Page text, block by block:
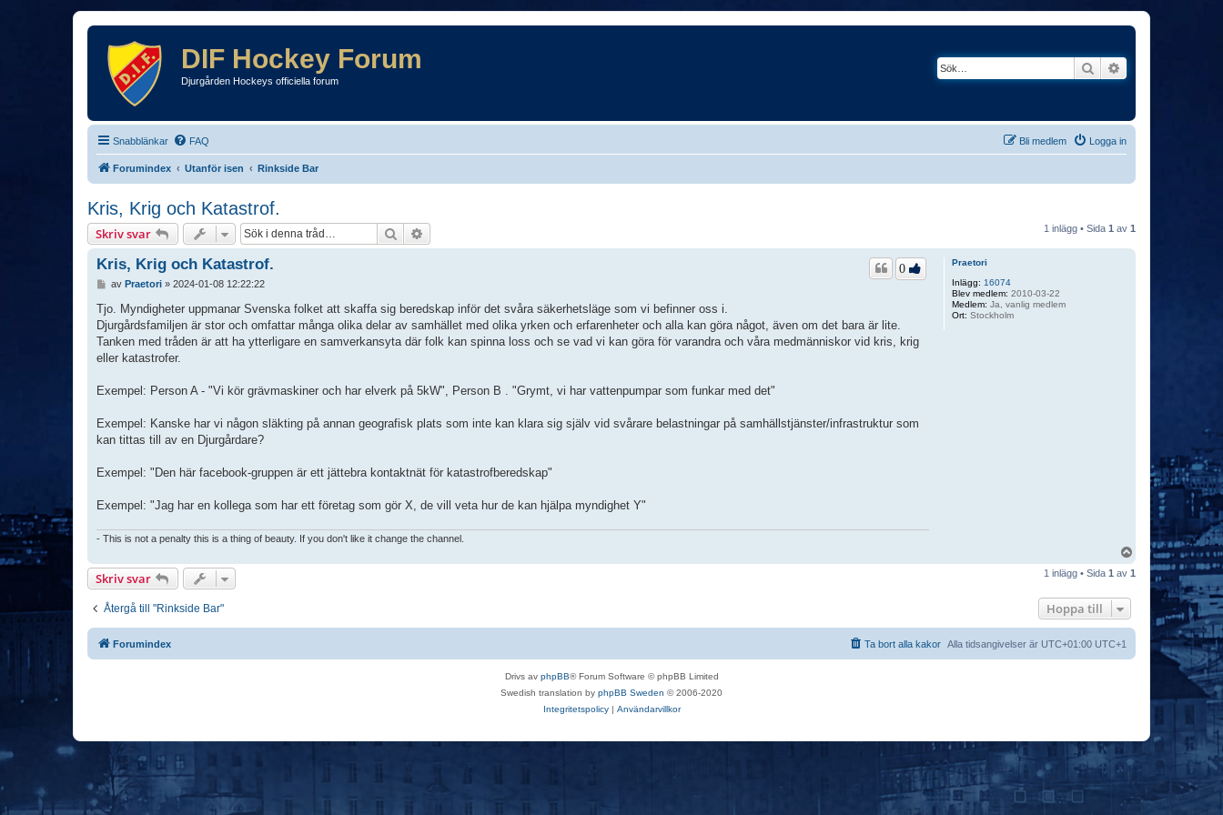
DIF Hockey Forum
Djurgården Hockeys officiella forum
Sök
Snabblänkar FAQ Logga in
Bli medlem
Forumindex Utanför isen Rinkside Bar
Kris, Krig och Katastrof.
Skriv svar Sök 1 inlägg • Sida 1 av 1
Praetori
Inlägg: 16074
Blev medlem: 2010-03-22
Medlem: Ja, vanlig medlem
Ort: Stockholm
Kris, Krig och Katastrof. 0
l
g
g
av Praetori» 2024-01-08 12:22:22
Tjo. Myndigheter uppmanar Svenska folket att skaffa sig beredskap inför det svåra säkerhetsläge som vi befinner oss i.
Djurgårdsfamiljen är stor och omfattar många olika delar av samhället med olika yrken och erfarenheter och alla kan göra något, även om det bara är lite.
Tanken med tråden är att ha ytterligare en samverkansyta där folk kan spinna loss och se vad vi kan göra för varandra och våra medmänniskor vid kris, krig
eller katastrofer.
Exempel: Person A - "Vi kör grävmaskiner och har elverk på 5kW", Person B . "Grymt, vi har vattenpumpar som funkar med det"
Exempel: Kanske har vi någon släkting på annan geografisk plats som inte kan klara sig själv vid svårare belastningar på samhällstjänster/infrastruktur som
kan tittas till av en Djurgårdare?
Exempel: "Den här facebook-gruppen är ett jättebra kontaktnät för katastrofberedskap"
Exempel: "Jag har en kollega som har ett företag som gör X, de vill veta hur de kan hjälpa myndighet Y"
- This is not a penalty this is a thing of beauty. If you don't like it change the channel.
p
Skriv svar 1 inlägg • Sida 1 av 1
Återgå till "Rinkside Bar" Hoppa till
Forumindex Alla tidsangivelser är UTC+01:00 UTC+1
Ta bort alla kakor
Drivs av phpBB® Forum Software © phpBB Limited
Swedish translation by phpBB Sweden © 2006-2020
Integritetspolicy| Användarvillkor